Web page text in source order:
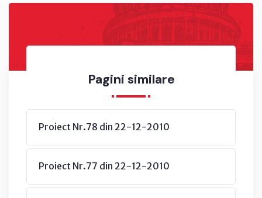
Pagini similare
Proiect Nr.78 din 22-12-2010
Proiect Nr.77 din 22-12-2010